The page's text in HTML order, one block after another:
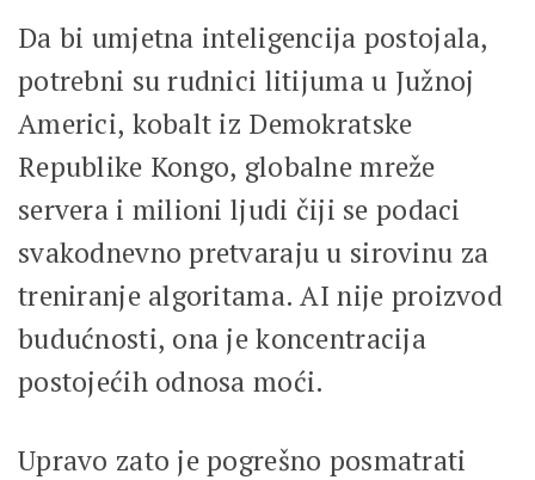
Da bi umjetna inteligencija postojala,
potrebni su rudnici litijuma u Južnoj
Americi, kobalt iz Demokratske
Republike Kongo, globalne mreže
servera i milioni ljudi čiji se podaci
svakodnevno pretvaraju u sirovinu za
treniranje algoritama. AI nije proizvod
budućnosti, ona je koncentracija
postojećih odnosa moći.
Upravo zato je pogrešno posmatrati